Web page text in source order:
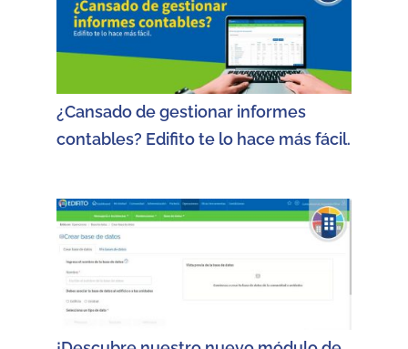
¿Cansado de gestionar informes
contables? Edifito te lo hace más fácil.